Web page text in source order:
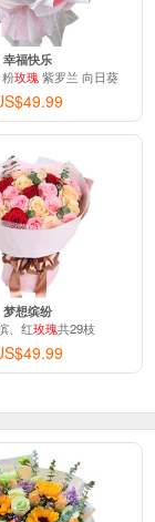
幸福快乐
玫瑰紫罗兰 向日葵
梦想缤纷
、红玫瑰共29枝